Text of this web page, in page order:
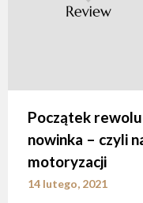
Początek
nowinka – czyli
motoryzacji
14 lutego, 2021